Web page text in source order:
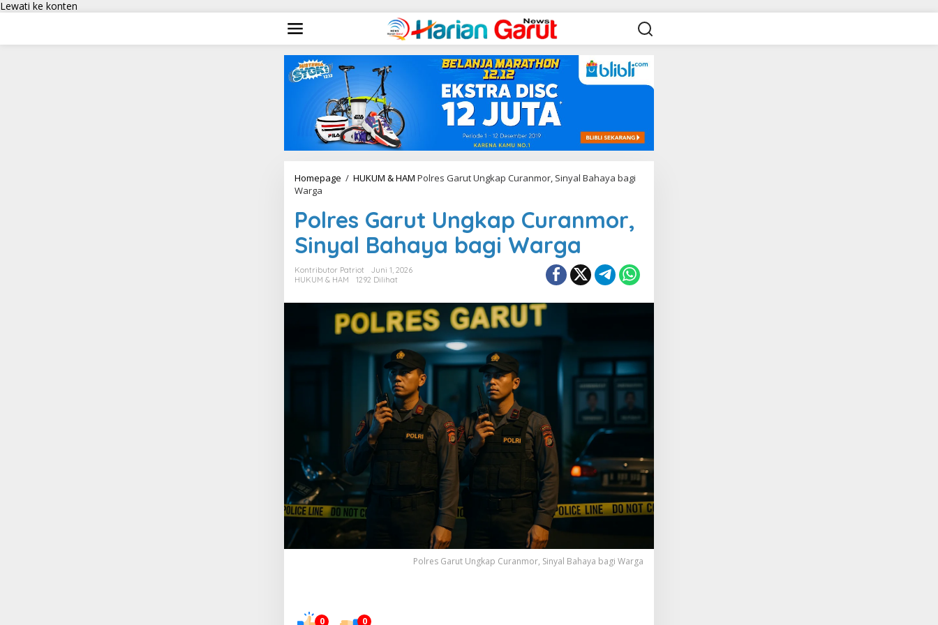
Lewati ke konten
Homepage / HUKUM & HAM Polres Garut Ungkap Curanmor, Sinyal Bahaya bagi
Warga
Polres Garut Ungkap Curanmor,
Sinyal Bahaya bagi Warga
Kontributor Patriot
Juni 1, 2026
HUKUM & HAM
1292 Dilihat
Polres Garut Ungkap Curanmor, Sinyal Bahaya bagi Warga
0 0